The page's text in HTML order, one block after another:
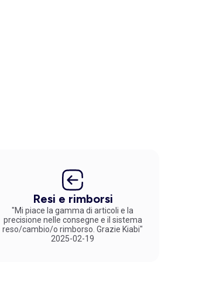
Resi e rimborsi
"Mi piace la gamma di articoli e la
precisione nelle consegne e il sistema
reso/cambio/o rimborso. Grazie Kiabi"
2025-02-19